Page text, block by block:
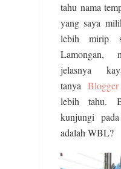
tahu nama
yang saya
lebih mirip
Lamongan,
jelasnya
tanya
lebih tahu.
kunjungi
adalah WBL?